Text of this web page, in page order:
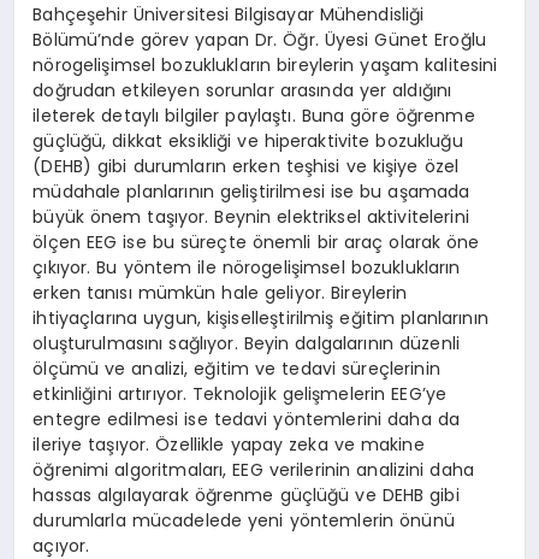
Bahçeşehir Üniversitesi Bilgisayar Mühendisliği
Bölümü’nde görev yapan Dr. Öğr. Üyesi Günet Eroğlu
nörogelişimsel bozuklukların bireylerin yaşam kalitesini
doğrudan etkileyen sorunlar arasında yer aldığını
ileterek detaylı bilgiler paylaştı. Buna göre öğrenme
güçlüğü, dikkat eksikliği ve hiperaktivite bozukluğu
(DEHB) gibi durumların erken teşhisi ve kişiye özel
müdahale planlarının geliştirilmesi ise bu aşamada
büyük önem taşıyor. Beynin elektriksel aktivitelerini
ölçen EEG ise bu süreçte önemli bir araç olarak öne
çıkıyor. Bu yöntem ile nörogelişimsel bozuklukların
erken tanısı mümkün hale geliyor. Bireylerin
ihtiyaçlarına uygun, kişiselleştirilmiş eğitim planlarının
oluşturulmasını sağlıyor. Beyin dalgalarının düzenli
ölçümü ve analizi, eğitim ve tedavi süreçlerinin
etkinliğini artırıyor. Teknolojik gelişmelerin EEG’ye
entegre edilmesi ise tedavi yöntemlerini daha da
ileriye taşıyor. Özellikle yapay zeka ve makine
öğrenimi algoritmaları, EEG verilerinin analizini daha
hassas algılayarak öğrenme güçlüğü ve DEHB gibi
durumlarla mücadelede yeni yöntemlerin önünü
açıyor.